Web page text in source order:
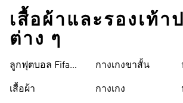
เสื้อผ้าและรองเท้า
ต่าง ๆ
ลูกฟุตบอล Fifa
เสื้อผ้า
กางเกงขาสั้น
กางเกง